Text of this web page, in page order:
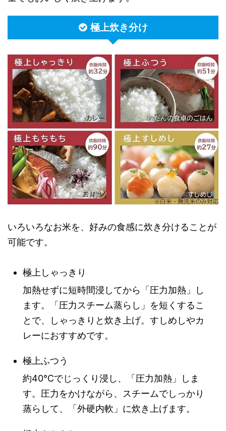
極上炊き分け
いろいろなお米を、好みの食感に炊き分けることが
可能です。
極上しゃっきり
加熱せずに短時間浸してから「圧力加熱」し
ます。「圧力スチーム蒸らし」を短くするこ
とで、しゃっきりと炊き上げ。すしめしやカ
レーにおすすめです。
極上ふつう
約40℃でじっくり浸し、「圧力加熱」しま
す。圧力をかけながら、スチームでしっかり
蒸らして、「外硬内軟」に炊き上げます。